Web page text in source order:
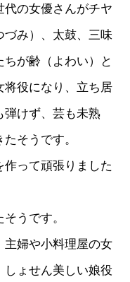
の女優さんがチヤ
み）、太鼓、三味
が齢（よわい）と
将役になり、立ち居
弾けず、芸も未熟
そうです。
作って頑張りました
うです。
主婦や小料理屋の女
しょせん美しい娘役